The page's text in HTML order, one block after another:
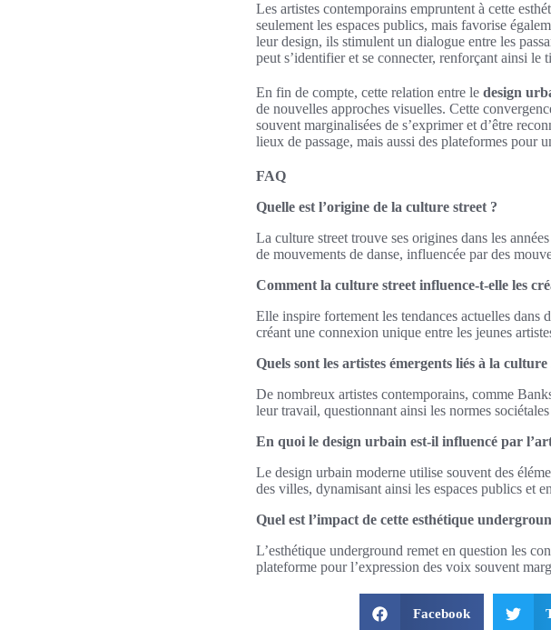
Les artistes contemporains empruntent à cette
seulement les espaces publics, mais favorise
leur design, ils stimulent un dialogue entre les
peut s’identifier et se connecter, renforçant ainsi le
En fin de compte, cette relation entre le design
de nouvelles approches visuelles. Cette
souvent marginalisées de s’exprimer et d’être
lieux de passage, mais aussi des plateformes pour
FAQ
Quelle est l’origine de la culture street ?
La culture street trouve ses origines dans les
de mouvements de danse, influencée par des
Comment la culture street influence-t-elle les
Elle inspire fortement les tendances actuelles dans
créant une connexion unique entre les jeunes
Quels sont les artistes émergents liés à la
De nombreux artistes contemporains, comme
leur travail, questionnant ainsi les normes
En quoi le design urbain est-il influencé par
Le design urbain moderne utilise souvent des
des villes, dynamisant ainsi les espaces publics et
Quel est l’impact de cette esthétique
L’esthétique underground remet en question les
plateforme pour l’expression des voix souvent
Facebook